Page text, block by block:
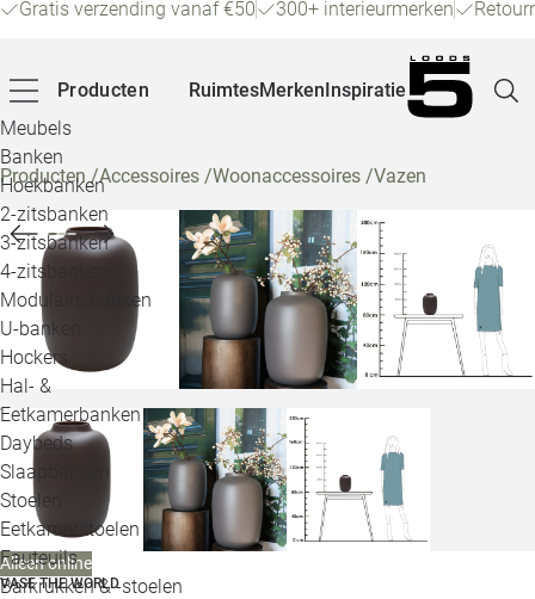
Gratis verzending vanaf €50 300+ interieurmerken
Producten
Meubels
Banken
Hoekbanken
2-zitsbanken
3-zitsbanken
4-zitsbanken
Modulaire banken
U-banken
Hockers
Hal- &
Eetkamerbanken
Daybeds
Slaapbanken
Stoelen
Eetkamerstoelen
Fauteuils
Barkrukken & -stoelen
RuimtesMerkenInspiratie
Producten/Accessoires /Woonaccessoires /Vazen
Alleen online
VASE THE WORLD